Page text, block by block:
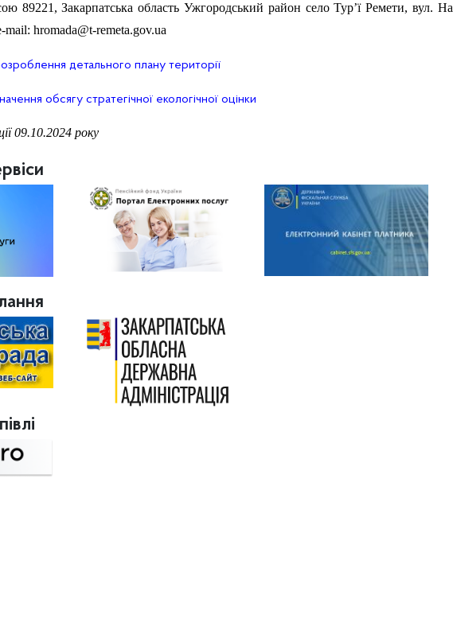
89221, Закарпатська область Ужгородський район село Тур’ї Ремети, вул.
mail: hromada@t-remeta.gov.ua
детального плану території
обсягу стратегічної екологічної оцінки
09.10.2024 року